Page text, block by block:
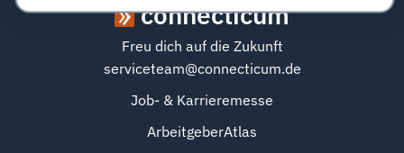
connecticum
Freu dich auf die Zukunft
serviceteam@connecticum.de
Job- & Karrieremesse
ArbeitgeberAtlas